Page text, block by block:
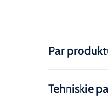
Par
Tehniskie